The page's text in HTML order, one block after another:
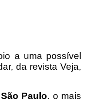
a uma possível
da revista Veja,
São Paulo, o mais